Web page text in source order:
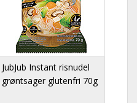
JubJub Instant risnudel
grøntsager glutenfri 70g